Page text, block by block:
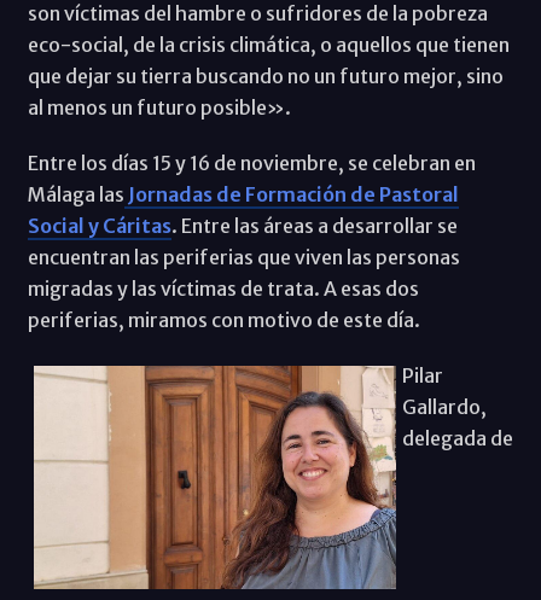
son víctimas del hambre o sufridores de la pobreza
eco-social, de la crisis climática, o aquellos que tienen
que dejar su tierra buscando no un futuro mejor, sino
al menos un futuro posible».
Entre los días 15 y 16 de noviembre, se celebran en
Málaga las Jornadas de Formación de Pastoral
Social y Cáritas. Entre las áreas a desarrollar se
encuentran las periferias que viven las personas
migradas y las víctimas de trata. A esas dos
periferias, miramos con motivo de este día.
Pilar
Gallardo,
delegada de